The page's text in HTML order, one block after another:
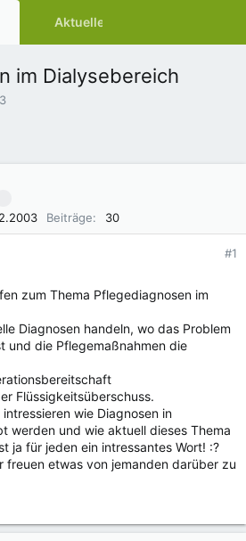
Aktuelles
im Dialysebereich
Beiträge 30
#1
zum Thema Pflegediagnosen im
Diagnosen handeln, wo das Problem
und die Pflegemaßnahmen die
Flüssigkeitsüberschuss.
wie Diagnosen in
werden und wie aktuell dieses Thema
ja für jeden ein intressantes Wort! :?
freuen etwas von jemanden darüber zu